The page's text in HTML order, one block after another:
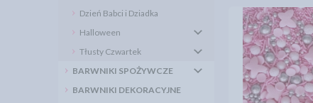
Dzień Babci i Dziadka
Halloween
Tłusty Czwartek
BARWNIKI SPOŻYWCZE
BARWNIKI DEKORACYJNE